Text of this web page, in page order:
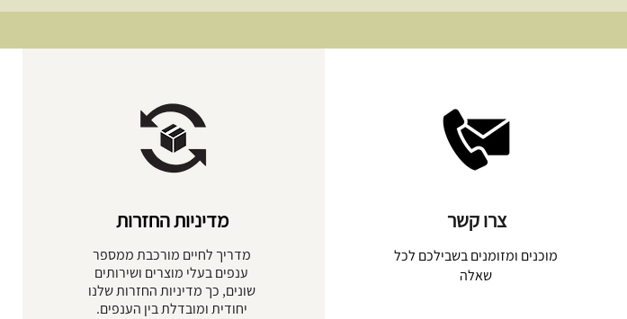
מדיניות החזרות
מדריך לחיים מורכבת ממספר
ענפים בעלי מוצרים ושירותים
שונים, כך מדיניות החזרות שלנו
יחודית ומובדלת בין הענפים.
צרו קשר
מוכנים ומזומנים בשבילכם לכל
שאלה